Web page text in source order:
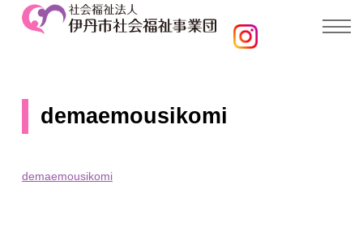
demaemousikomi
demaemousikomi